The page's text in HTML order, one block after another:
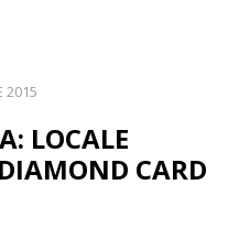
2015
LOCALE
CARD